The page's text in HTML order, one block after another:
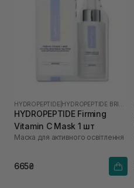
HYDROPEPTIDE
HYDROPEPTIDE Firming
Vitamin C Mask 1 шт
Маска для активного освітлення
665₴